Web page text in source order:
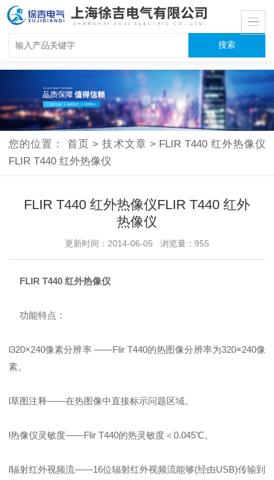
您的位置：首页 > 技术文章 > FLIR T440 红外热像仪
FLIR T440 红外热像仪
FLIR T440 红外热像仪FLIR T440 红外
热像仪
更新时间：2014-06-05 浏览量：955
FLIR T440 红外热像仪
功能特点：
l320×240像素分辨率 ——Flir T440的热图像分辨率为320×240像
素。
l草图注释——在热图像中直接标示问题区域。
l热像仪灵敏度——Flir T440的热灵敏度＜0.045℃。
l辐射红外视频流——16位辐射红外视频流能够(经由USB)传输到